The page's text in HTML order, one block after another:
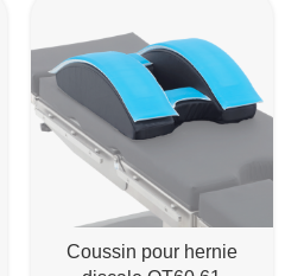
Coussin pour hernie